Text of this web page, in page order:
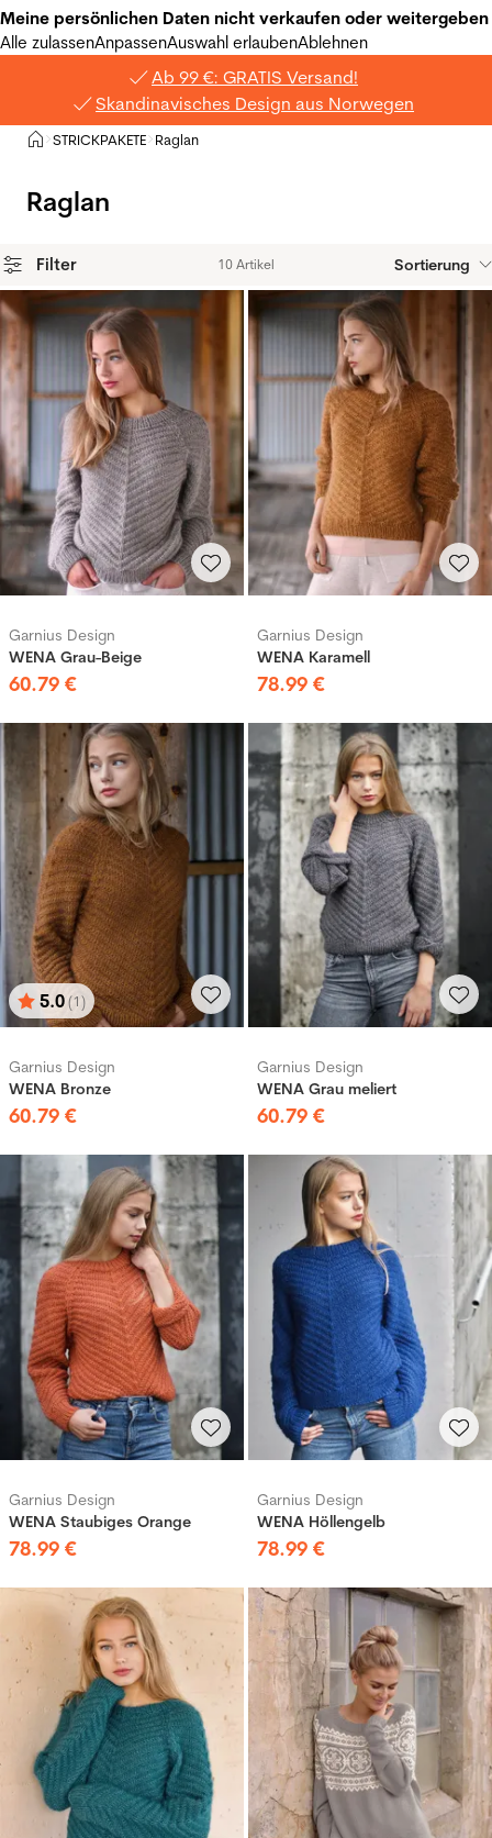
Meine persönlichen Daten nicht verkaufen oder weitergeben
Alle zulassenAnpassenAuswahl erlaubenAblehnen
Ab 99 €: GRATIS Versand!
Skandinavisches Design aus Norwegen
Privat
>STRICKPAKETE >Raglan
Raglan
Filter 10 Artikel Sortierung
Produkte
Garnius Design
WENA Grau-Beige
60.79 €
Garnius Design
WENA Karamell
78.99 €
Bewertung:
5.0(1)
von 5 Sternen
Garnius Design
WENA Bronze
60.79 €
Garnius Design
WENA Grau meliert
60.79 €
Garnius Design
WENA Staubiges Orange
78.99 €
Garnius Design
WENA Höllengelb
78.99 €